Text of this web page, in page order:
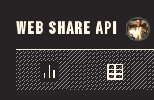
Web Share API
Chart Data